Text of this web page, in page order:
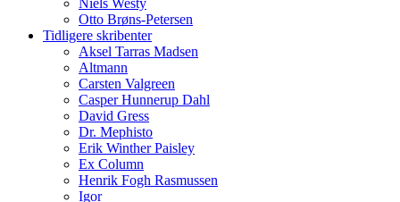
Otto Brøns-Petersen
Tidligere skribenter
Aksel Tarras Madsen
Altmann
Carsten Valgreen
Casper Hunnerup Dahl
David Gress
Dr. Mephisto
Erik Winther Paisley
Ex Column
Henrik Fogh Rasmussen
Igor